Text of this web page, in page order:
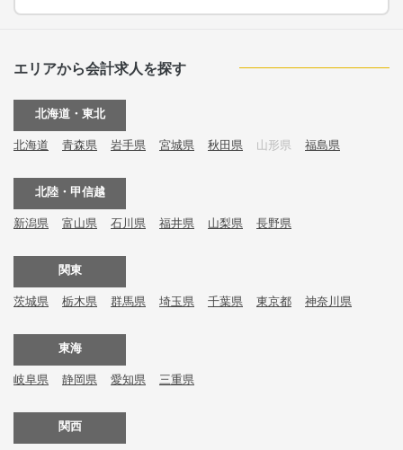
エリアから会計求人を探す
北海道・東北
北海道 青森県 岩手県 宮城県 秋田県 山形県 福島県
北陸・甲信越
新潟県 富山県 石川県 福井県 山梨県 長野県
関東
茨城県 栃木県 群馬県 埼玉県 千葉県 東京都 神奈川県
東海
岐阜県 静岡県 愛知県 三重県
関西